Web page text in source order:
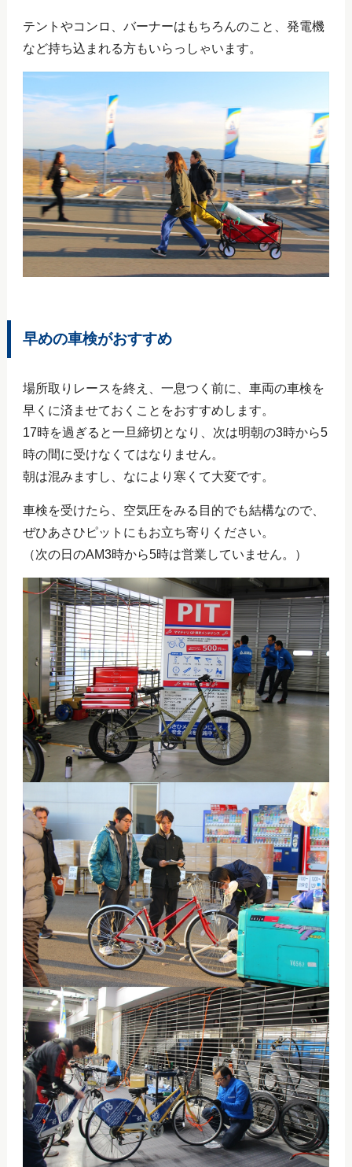
テントやコンロ、バーナーはもちろんのこと、発電機
など持ち込まれる方もいらっしゃいます。
早めの車検がおすすめ
場所取りレースを終え、一息つく前に、車両の車検を
早くに済ませておくことをおすすめします。
17時を過ぎると一旦締切となり、次は明朝の3時から5
時の間に受けなくてはなりません。
朝は混みますし、なにより寒くて大変です。
車検を受けたら、空気圧をみる目的でも結構なので、
ぜひあさひピットにもお立ち寄りください。
（次の日のAM3時から5時は営業していません。）